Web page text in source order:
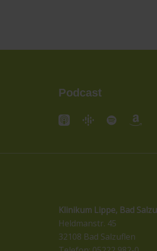
Podcast
Klinikum Lippe, Bad
Heldmanstr. 45
32108 Bad Salzuflen